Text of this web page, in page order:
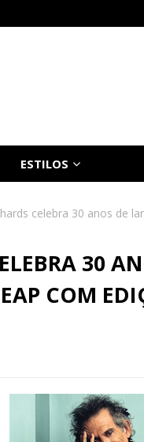
ESTILOS
celebra 30 anos de
30
COM